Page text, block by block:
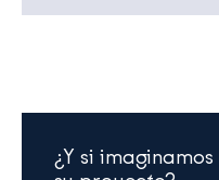
¿Y si